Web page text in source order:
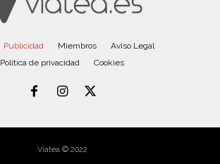
Publicidad Miembros
Aviso Legal
Política de privacidad
Cookies
Viatea © 2022